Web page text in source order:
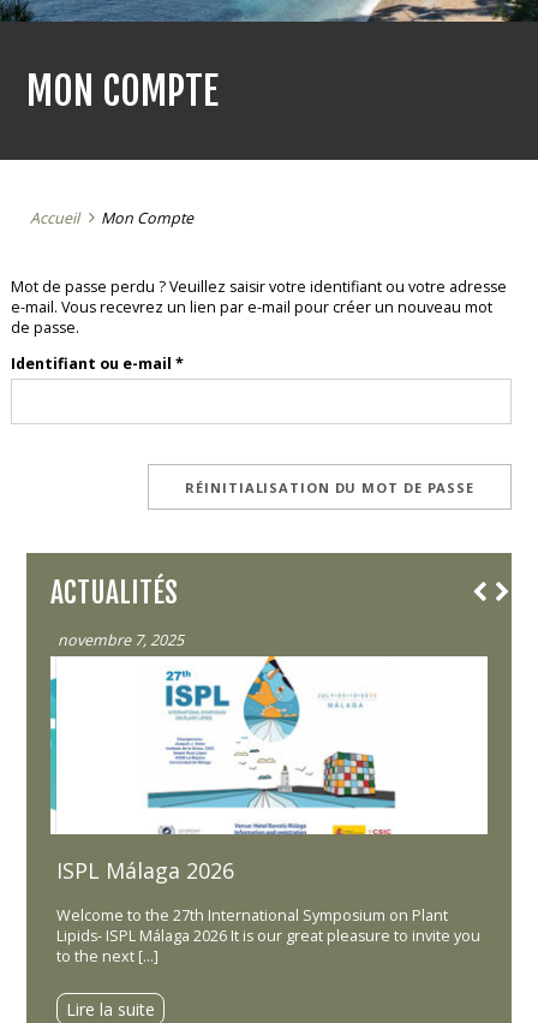
MON COMPTE
Accueil Mon Compte
Mot de passe perdu ? Veuillez saisir votre identifiant ou votre adresse
e-mail. Vous recevrez un lien par e-mail pour créer un nouveau mot
de passe.
Identifiant ou e-mail *Obligatoire
RÉINITIALISATION DU MOT DE PASSE
ACTUALITÉS
novembre 7, 2025
ISPL Málaga 2026
Welcome to the 27th International Symposium on Plant
Lipids- ISPL Málaga 2026 It is our great pleasure to invite you
to the next […]
Lire la suite